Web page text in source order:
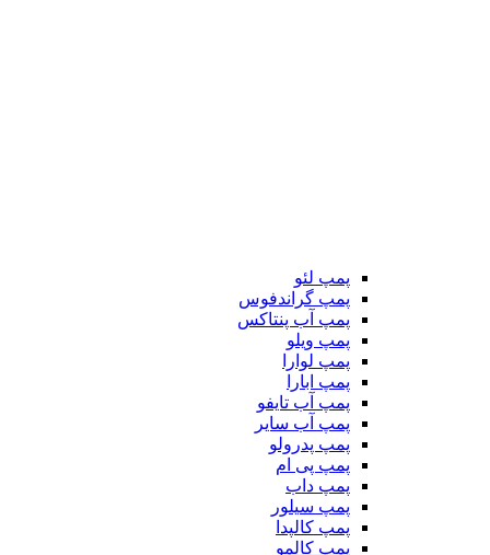
پمپ لئو
پمپ گراندفوس
پمپ آب پنتاکس
پمپ ویلو
پمپ لوارا
پمپ ابارا
پمپ آب تایفو
پمپ آب سایر
پمپ پدرولو
پمپ پی ام
پمپ داب
پمپ سیلور
پمپ کالپدا
پمپ کالمو